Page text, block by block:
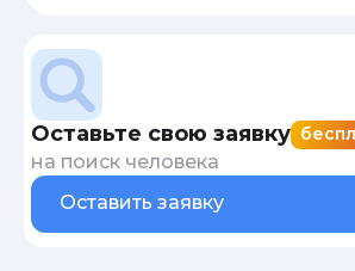
Оставьте свою заявку
на поиск человека
Оставить заявку